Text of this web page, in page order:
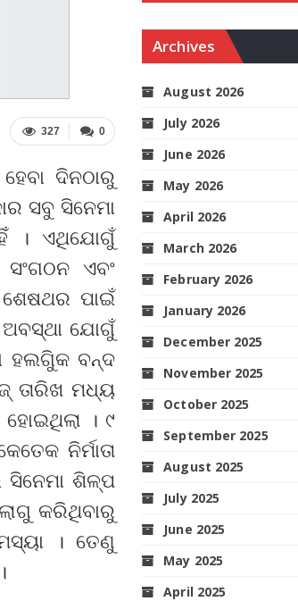
0
327
ଦିନଠାରୁ
ସବୁ ସିନେମା
। ଏଥିଯୋଗୁଁ
ଏବଂ
ପାଇଁ
ଅବସ୍ଥା ଯୋଗୁଁ
ହଲଗୁିକ ବନ୍ଦ
ତାରିଖ ମଧ୍ୟ
। ୯
ନିର୍ମାତା
ଶିଳ୍ପ
କରିଥିବାରୁ
। ତେଣୁ
Archives
August 2026
July 2026
June 2026
May 2026
April 2026
March 2026
February 2026
January 2026
December 2025
November 2025
October 2025
September 2025
August 2025
July 2025
June 2025
May 2025
April 2025